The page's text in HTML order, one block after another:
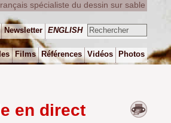
en direct
spécialiste du dessin sur sable
Newsletter ENGLISH
Films Références Vidéos Photos